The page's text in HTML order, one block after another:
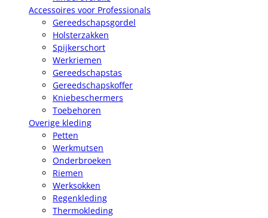
Accessoires voor Professionals
Gereedschapsgordel
Holsterzakken
Spijkerschort
Werkriemen
Gereedschapstas
Gereedschapskoffer
Kniebeschermers
Toebehoren
Overige kleding
Petten
Werkmutsen
Onderbroeken
Riemen
Werksokken
Regenkleding
Thermokleding